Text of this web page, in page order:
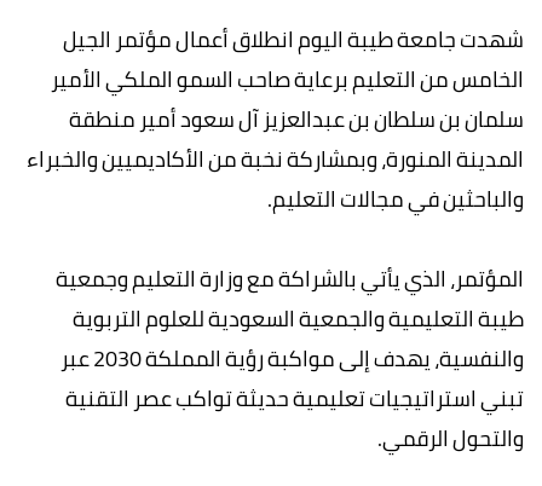
شهدت جامعة طيبة اليوم انطلاق أعمال مؤتمر الجيل
الخامس من التعليم برعاية صاحب السمو الملكي الأمير
سلمان بن سلطان بن عبدالعزيز آل سعود أمير منطقة
المدينة المنورة، وبمشاركة نخبة من الأكاديميين والخبراء
والباحثين في مجالات التعليم.
المؤتمر، الذي يأتي بالشراكة مع وزارة التعليم وجمعية
طيبة التعليمية والجمعية السعودية للعلوم التربوية
والنفسية، يهدف إلى مواكبة رؤية المملكة 2030 عبر
تبني استراتيجيات تعليمية حديثة تواكب عصر التقنية
والتحول الرقمي.